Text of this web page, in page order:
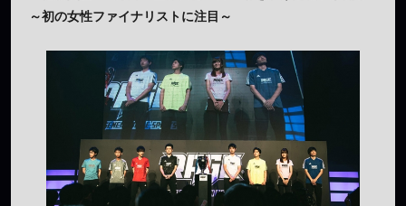
～初の女性ファイナリストに注目～